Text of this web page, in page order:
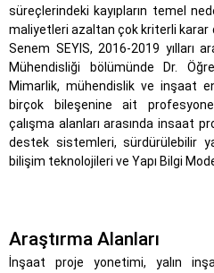
süreçlerindeki kayıpların temel
maliyetleri azaltan çok kriterli
Senem SEYIS, 2016-2019 yılları
Mühendisliği bölümünde Dr.
Mimarlik, mühendislik ve inşaat
birçok bileşenine ait
çalışma alanları arasında insaat
destek sistemleri, sürdürülebilir
bilişim teknolojileri ve Yapı Bilgi
Araştırma Alanları
İnşaat proje yonetimi, yalın